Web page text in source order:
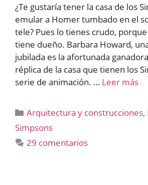
¿Te gustaría tener la casa de los
emular a Homer tumbado en el
tele? Pues lo tienes crudo, porque
tiene dueño. Barbara Howard,
jubilada es la afortunada
réplica de la casa que tienen los
serie de animación. … Leer más
Categorías
Arquitectura y construcciones,
Simpsons
29 comentarios